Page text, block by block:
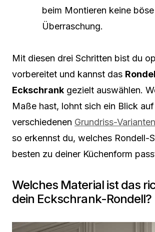
beim Montieren keine böse
Überraschung.
Mit diesen drei Schritten bist du
vorbereitet und kannst das
Eckschrank gezielt auswählen.
Maße hast, lohnt sich ein Blick
verschiedenen Grundriss-
so erkennst du, welches Rondell-
besten zu deiner Küchenform
Welches Material ist das
dein Eckschrank-Rondell?